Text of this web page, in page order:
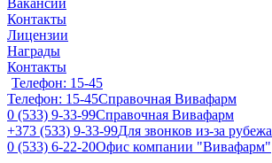
Вакансии
Контакты
Лицензии
Награды
Контакты
Телефон: 15-45
Телефон: 15-45Справочная Вивафарм
0 (533) 9-33-99Справочная Вивафарм
+373 (533) 9-33-99Для звонков из-за рубежа
0 (533) 6-22-20Офис компании "Вивафарм"